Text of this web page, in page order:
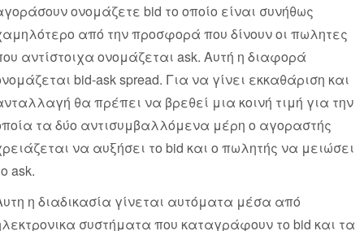
ονομάζετε bid το οποίο είναι συνήθως
από την προσφορά που δίνουν οι πωλητες
αντίστοιχα ονομάζεται ask. Αυτή η διαφορά
bid-ask spread. Για να γίνει εκκαθάριση και
θα πρέπει να βρεθεί μια κοινή τιμή για την
τα δύο αντισυμβαλλόμενα μέρη ο αγοραστής
να αυξήσει το bid και ο πωλητής να μειώσει
ask.
η διαδικασία γίνεται αυτόματα μέσα από
συστήματα που καταγράφουν το bid και τα